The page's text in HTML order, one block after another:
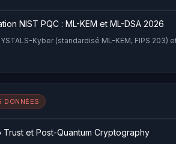
NIST PQC : ML-KEM et ML-DSA 2026
Kyber (standardisé ML-KEM, FIPS
DONNÉES
et Post-Quantum Cryptography